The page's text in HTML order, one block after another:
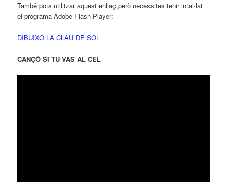
També pots utilitzar aquest enllaç,però necessites tenir intal·lat
el programa Adobe Flash Player:
DIBUIXO LA CLAU DE SOL
CANÇÓ SI TU VAS AL CEL